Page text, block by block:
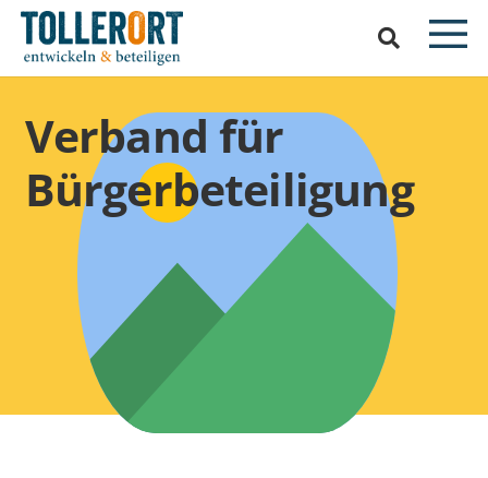
Verband für
Bürgerbeteiligung